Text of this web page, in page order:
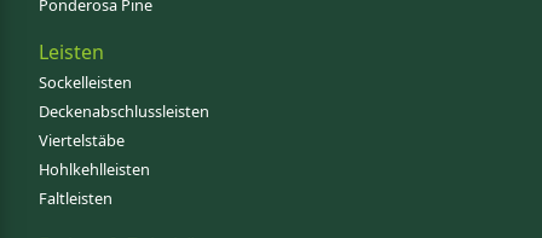
Ponderosa Pine
Leisten
Sockelleisten
Deckenabschlussleisten
Viertelstäbe
Hohlkehlleisten
Faltleisten